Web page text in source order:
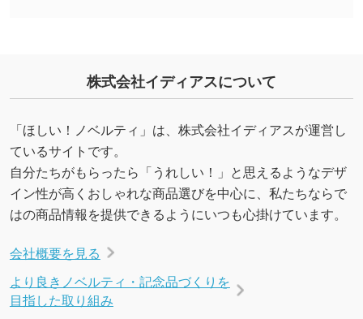
いたします。配置のご相談にも応じています。
株式会社イディアスについて
「ほしい！ノベルティ」は、株式会社イディアスが運営し
ているサイトです。
自分たちがもらったら「うれしい！」と思えるようなデザ
イン性が高くおしゃれな商品選びを中心に、私たちならで
はの商品情報を提供できるようにいつも心掛けています。
会社概要を見る
より良きノベルティ・記念品づくりを
目指した取り組み